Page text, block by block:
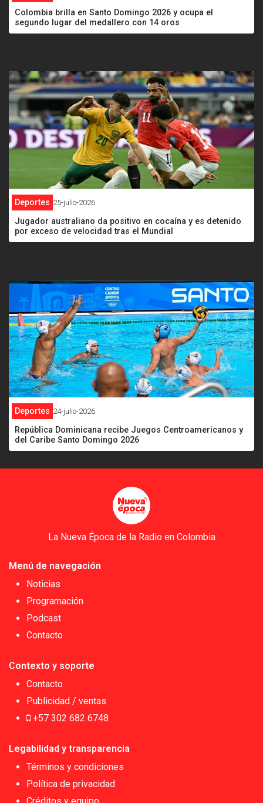
Colombia brilla en Santo Domingo 2026 y ocupa el
segundo lugar del medallero con 14 oros
Deportes 25-julio-2026
Jugador australiano da positivo en cocaína y es detenido
por exceso de velocidad tras el Mundial
Deportes 24-julio-2026
República Dominicana recibe Juegos Centroamericanos y
del Caribe Santo Domingo 2026
La Nueva Época de la Radio en Colombia
Menú de navegación
Noticias
Programación
Podcast
Contacto
Contexto y soporte
Contacto
Publicidad / ventas
+57 302 682 6748
Legabilidad y transparencia
Términos y condiciones
Política de privacidad